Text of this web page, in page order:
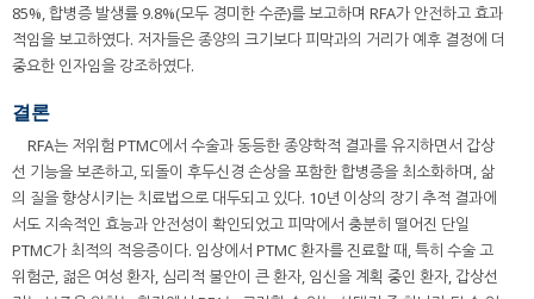
85%, 합병증 발생률 9.8%(모두 경미한 수준)를 보고하며 RFA가 안전하고 효과
적임을 보고하였다. 저자들은 종양의 크기보다 피막과의 거리가 예후 결정에 더
중요한 인자임을 강조하였다.
결론
RFA는 저위험 PTMC에서 수술과 동등한 종양학적 결과를 유지하면서 갑상
선 기능을 보존하고, 되돌이 후두신경 손상을 포함한 합병증을 최소화하며, 삶
의 질을 향상시키는 치료법으로 대두되고 있다. 10년 이상의 장기 추적 결과에
서도 지속적인 효능과 안전성이 확인되었고 피막에서 충분히 떨어진 단일
PTMC가 최적의 적응증이다. 임상에서 PTMC 환자를 진료할 때, 특히 수술 고
위험군, 젊은 여성 환자, 심리적 불안이 큰 환자, 임신을 계획 중인 환자, 갑상선